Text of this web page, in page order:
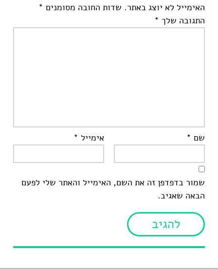
האימייל לא יוצג באתר. שדות החובה מסומנים *
התגובה שלך *
שם * אימייל *
שמור בדפדפן זה את השם, האימייל והאתר שלי לפעם
הבאה שאגיב.